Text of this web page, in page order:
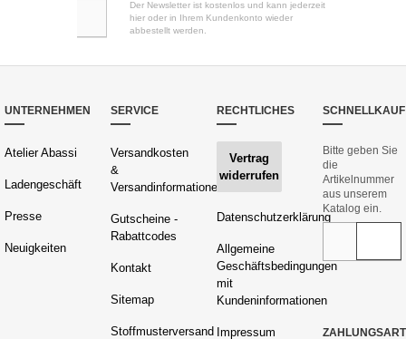
Der Newsletter ist kostenlos und kann jederzeit
hier oder in Ihrem Kundenkonto wieder
abbestellt werden.
UNTERNEHMEN
Atelier Abassi
Ladengeschäft
Presse
Neuigkeiten
SERVICE
Versandkosten
&
Versandinformationen
Gutscheine -
Rabattcodes
Kontakt
Sitemap
Stoffmusterversand
RECHTLICHES
Vertrag
widerrufen
Datenschutzerklärung
Allgemeine
Geschäftsbedingungen
mit
Kundeninformationen
Impressum
SCHNELLKAUF
Bitte geben Sie
die
Artikelnummer
aus unserem
Katalog ein.